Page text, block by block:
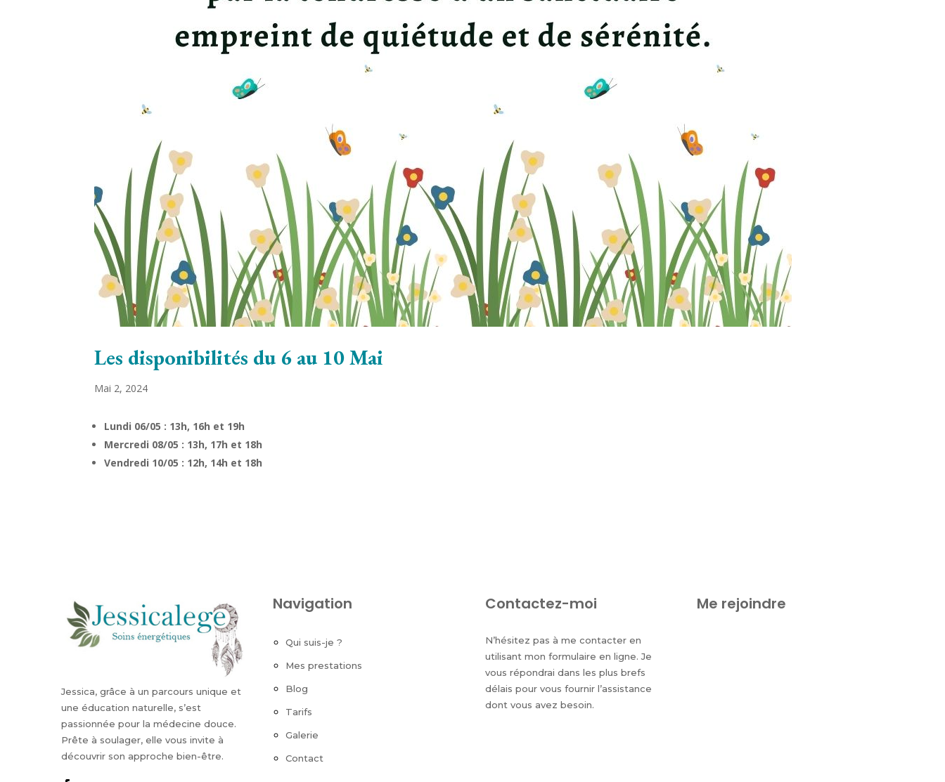
Les disponibilités du 6 au 10 Mai
Mai 2, 2024
Lundi 06/05 : 13h, 16h et 19h
Mercredi 08/05 : 13h, 17h et 18h
Vendredi 10/05 : 12h, 14h et 18h
Jessica, grâce à un parcours unique et
une éducation naturelle, s’est
passionnée pour la médecine douce.
Prête à soulager, elle vous invite à
découvrir son approche bien-être.
Navigation
Qui suis-je ?
Mes prestations
Blog
Tarifs
Galerie
Contact
Contactez-moi
N’hésitez pas à me contacter en
utilisant mon formulaire en ligne. Je
vous répondrai dans les plus brefs
délais pour vous fournir l’assistance
dont vous avez besoin.
Me rejoindre